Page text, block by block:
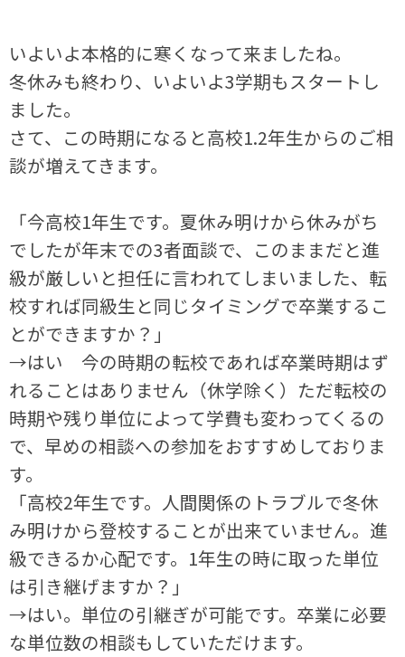
いよいよ本格的に寒くなって来ましたね。
冬休みも終わり、いよいよ3学期もスタートし
ました。
さて、この時期になると高校1.2年生からのご相
談が増えてきます。
「今高校1年生です。夏休み明けから休みがち
でしたが年末での3者面談で、このままだと進
級が厳しいと担任に言われてしまいました、転
校すれば同級生と同じタイミングで卒業するこ
とができますか？」
→はい 今の時期の転校であれば卒業時期はず
れることはありません（休学除く）ただ転校の
時期や残り単位によって学費も変わってくるの
で、早めの相談への参加をおすすめしておりま
す。
「高校2年生です。人間関係のトラブルで冬休
み明けから登校することが出来ていません。進
級できるか心配です。1年生の時に取った単位
は引き継げますか？」
→はい。単位の引継ぎが可能です。卒業に必要
な単位数の相談もしていただけます。